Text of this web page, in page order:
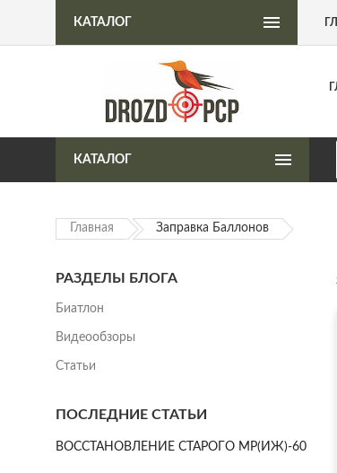
Интернет-магазин пневматического
КАТАЛОГ
КАТАЛОГ
Главная Заправка Баллонов
РАЗДЕЛЫ БЛОГА
Биатлон
Видеообзоры
Статьи
ПОСЛЕДНИЕ СТАТЬИ
ВОССТАНОВЛЕНИЕ СТАРОГО МР(ИЖ)-60